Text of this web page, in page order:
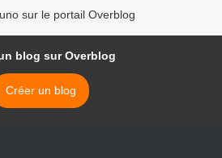
sur le portail Overblog
blog sur Overblog
Créer un blog